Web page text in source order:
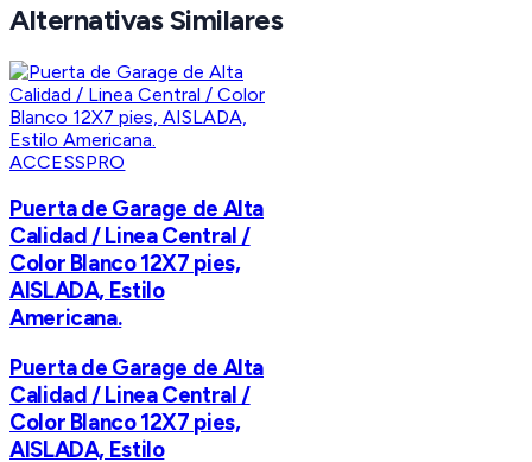
Alternativas Similares
ACCESSPRO
Puerta de Garage de Alta
Calidad / Linea Central /
Color Blanco 12X7 pies,
AISLADA, Estilo
Americana.
Puerta de Garage de Alta
Calidad / Linea Central /
Color Blanco 12X7 pies,
AISLADA, Estilo